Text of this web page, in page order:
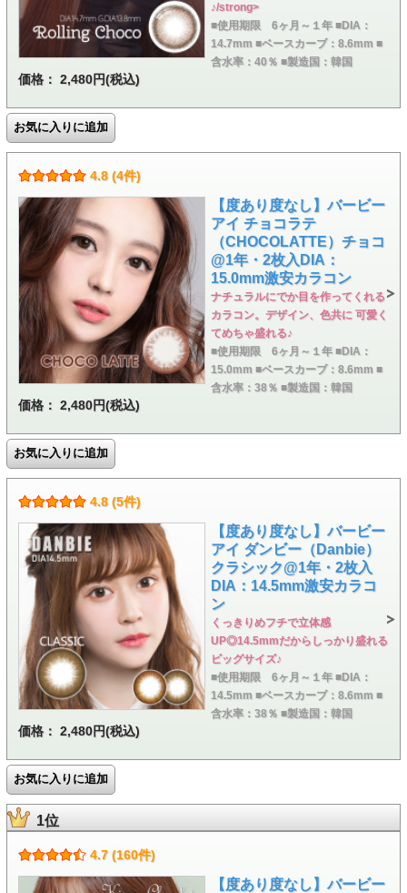
♪/strong>
■使用期限 6ヶ月～１年 ■DIA：
14.7mm ■ベースカーブ：8.6mm ■
含水率：40％ ■製造国：韓国
価格： 2,480円(税込)
4.8 (4件)
【度あり度なし】バービー
アイ チョコラテ
（CHOCOLATTE）チョコ
@1年・2枚入DIA：
15.0mm激安カラコン
ナチュラルにでか目を作ってくれる
カラコン。デザイン、色共に 可愛く
てめちゃ盛れる♪
■使用期限 6ヶ月～１年 ■DIA：
15.0mm ■ベースカーブ：8.6mm ■
含水率：38％ ■製造国：韓国
価格： 2,480円(税込)
4.8 (5件)
【度あり度なし】バービー
アイ ダンビー（Danbie）
クラシック@1年・2枚入
DIA：14.5mm激安カラコ
ン
くっきりめフチで立体感
UP◎14.5mmだからしっかり盛れる
ビッグサイズ♪
■使用期限 6ヶ月～１年 ■DIA：
14.5mm ■ベースカーブ：8.6mm ■
含水率：38％ ■製造国：韓国
価格： 2,480円(税込)
1位
4.7 (160件)
【度あり度なし】バービー